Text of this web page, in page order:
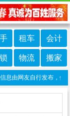
租车 会计
物流 搬家
息由网友自行发布，伊